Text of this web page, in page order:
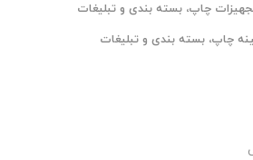
چاپ، بسته بندی و تبلیغات
چاپ، بسته بندی و تبلیغات